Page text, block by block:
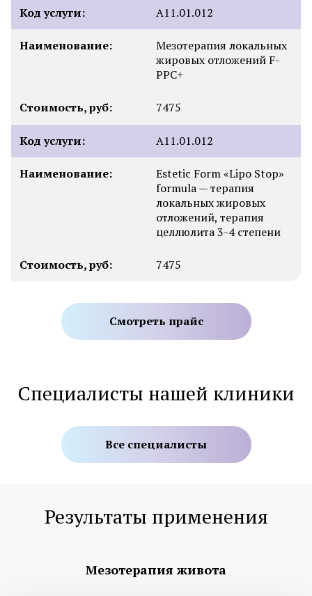
Код услуги: А11.01.012
Наименование:
Мезотерапия локальных
жировых отложений F-
PPC+
Стоимость, руб: 7475
Код услуги: А11.01.012
Наименование:
Estetic Form «Lipo Stop»
formula — терапия
локальных жировых
отложений, терапия
целлюлита 3-4 степени
Стоимость, руб: 7475
Смотреть прайс
Специалисты нашей клиники
Все специалисты
Результаты применения
Мезотерапия живота